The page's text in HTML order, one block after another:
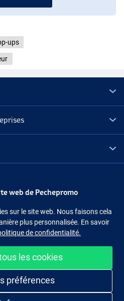
ups
Instagram
web de Pechepromo
sur le site web. Nous faisons cela
plus personnalisée. En savoir
de confidentialité.
les cookies
préférences